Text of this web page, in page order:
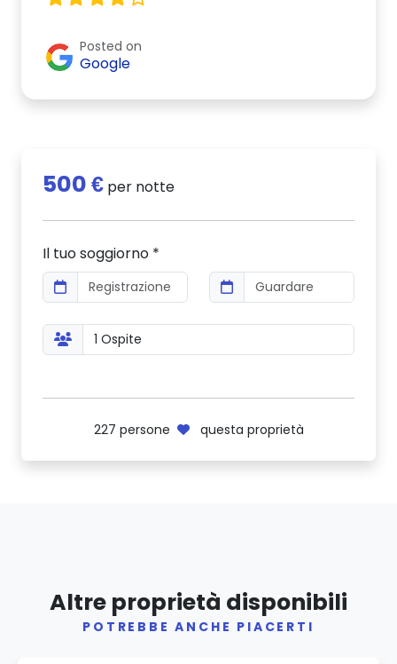
Posted on
Google
500 € per notte
Il tuo soggiorno *
227 persone questa proprietà
Altre proprietà disponibili
POTREBBE ANCHE PIACERTI